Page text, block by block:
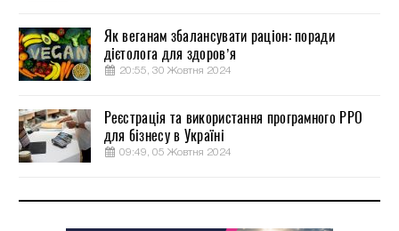
Як веганам збалансувати раціон: поради
дієтолога для здоров’я
20:55, 30 Жовтня 2024
Реєстрація та використання програмного РРО
для бізнесу в Україні
09:49, 05 Жовтня 2024